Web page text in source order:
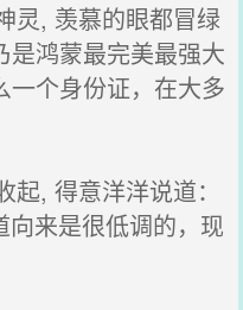
灵, 羡慕的眼都冒绿
是鸿蒙最完美最强大
一个身份证，在大多
, 得意洋洋说道：
向来是很低调的，现